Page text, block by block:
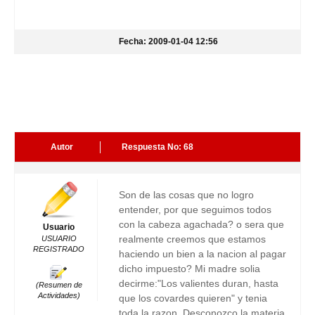
Fecha: 2009-01-04 12:56
Autor Respuesta No: 68
Usuario
USUARIO
REGISTRADO
(Resumen de
Actividades)
Son de las cosas que no logro
entender, por que seguimos todos
con la cabeza agachada? o sera que
realmente creemos que estamos
haciendo un bien a la nacion al pagar
dicho impuesto? Mi madre solia
decirme:"Los valientes duran, hasta
que los covardes quieren" y tenia